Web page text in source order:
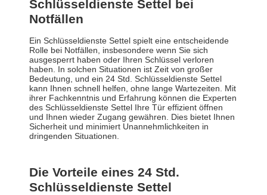
Schlüsseldienste Settel bei
Notfällen
Ein Schlüsseldienste Settel spielt eine entscheidende
Rolle bei Notfällen, insbesondere wenn Sie sich
ausgesperrt haben oder Ihren Schlüssel verloren
haben. In solchen Situationen ist Zeit von großer
Bedeutung, und ein 24 Std. Schlüsseldienste Settel
kann Ihnen schnell helfen, ohne lange Wartezeiten. Mit
ihrer Fachkenntnis und Erfahrung können die Experten
des Schlüsseldienste Settel Ihre Tür effizient öffnen
und Ihnen wieder Zugang gewähren. Dies bietet Ihnen
Sicherheit und minimiert Unannehmlichkeiten in
dringenden Situationen.
Die Vorteile eines 24 Std.
Schlüsseldienste Settel